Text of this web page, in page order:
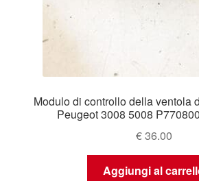
Modulo di controllo della ventola
Peugeot 3008 5008
€36.00
Aggiungi al